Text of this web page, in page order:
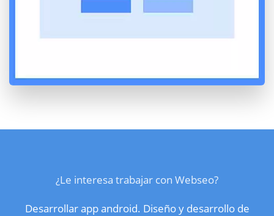
¿Le interesa trabajar con Webseo?
Desarrollar app android. Diseño y desarrollo de